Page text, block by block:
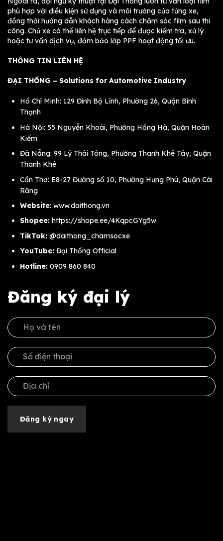
phù hợp với điều kiện sử dụng và môi trường của từng xe,
đồng thời hướng dẫn khách hàng cách chăm sóc film sau thi
công. Chủ xe có thể liên hệ trực tiếp để được kiểm tra, xử lý
hoặc tư vấn dịch vụ, đảm bảo lớp PPF hoạt động tối ưu.
THÔNG TIN LIÊN HỆ
ĐẠI THỐNG – Solutions for Automotive Industry
Hồ Chí Minh: 129 Đinh Bộ Lĩnh, Phường 26, Quận Bình
Thạnh
Hà Nội: 55 Nguyễn Khoái, Phường Hồng Hà, Quận Hoàn
Kiếm
Đà Nẵng: 99 Lý Thái Tông, Phường Thanh Khê Tây, Quận
Thanh Khê
Cần Thơ: E8-27 Đường số 10, Phường Hưng Phú, Quận Cái
Răng
Website: www.daithong.vn
Shopee: https://shope.ee/4KqpcGYg5w
TikTok: @daithong_chamsocxe
YouTube: Đại Thống Official
Hotline: 0909 860 840
Đăng ký đại lý